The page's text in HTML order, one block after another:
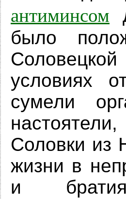
антиминсом
было
условиях
сумели
Соловки из
жизни в
и